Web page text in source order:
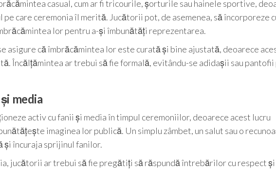
casual, cum ar fi tricourile, șorturile sau hainele sportive,
pe care ceremonia îl merită. Jucătorii pot, de asemenea, să încorporeze
lor pentru a-și îmbunătăți reprezentarea.
asigure că îmbrăcămintea lor este curată și bine ajustată, deoarece
Încălțămintea ar trebui să fie formală, evitându-se adidașii sau pantofii
media
activ cu fanii și media în timpul ceremoniilor, deoarece acest lucru
imaginea lor publică. Un simplu zâmbet, un salut sau o
și încuraja sprijinul fanilor.
jucătorii ar trebui să fie pregătiți să răspundă întrebărilor cu respect și